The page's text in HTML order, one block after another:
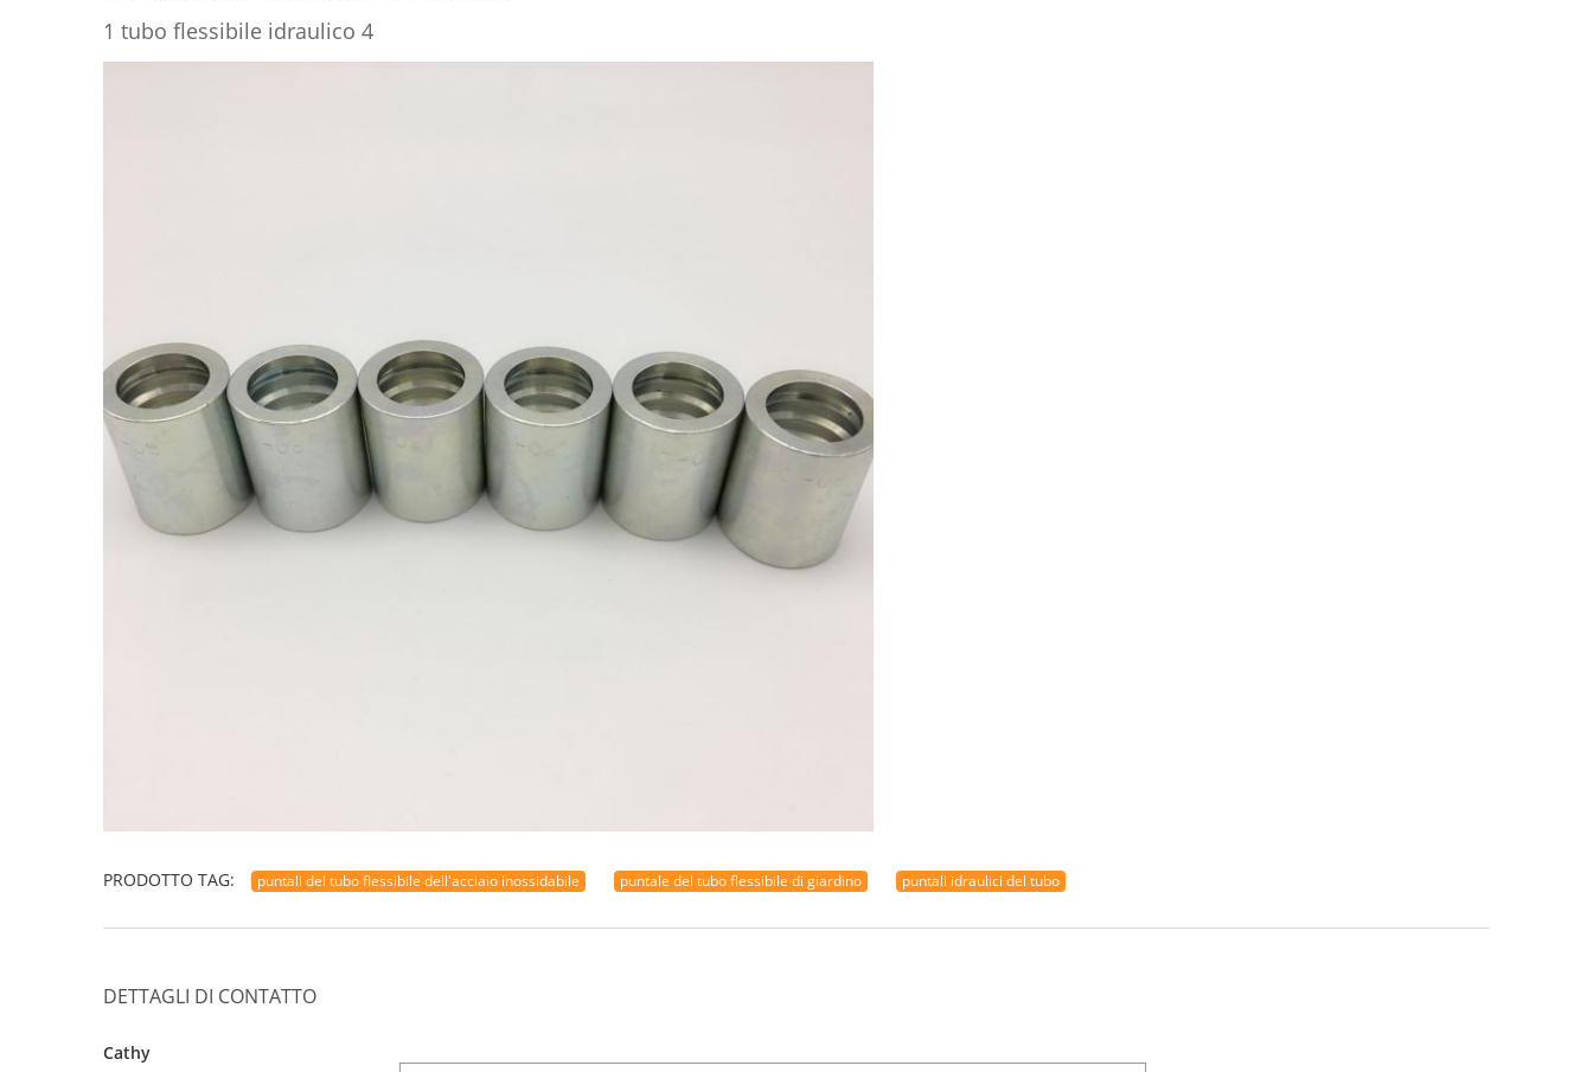
1 tubo flessibile idraulico 4
PRODOTTO TAG: puntali del tubo flessibile dell'acciaio inossidabile puntale del tubo flessibile di giardino puntali idraulici del tubo
DETTAGLI DI CONTATTO
Cathy